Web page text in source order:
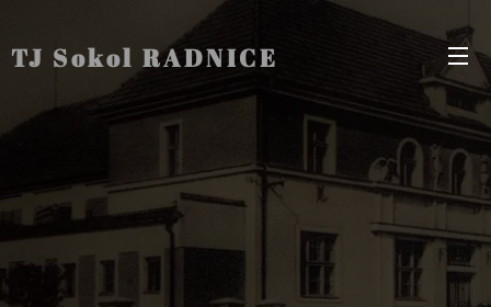
TJ Sokol RADNICE
Radnice Radnice